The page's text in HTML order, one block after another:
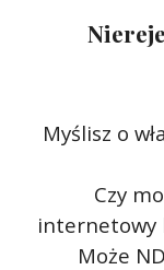
Myślisz o
Czy
internetowy
Może